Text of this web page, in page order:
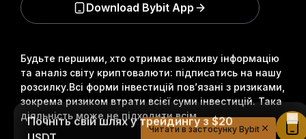
Будьте першими, хто отримає важливу інформацію
та аналіз світу криптовалюти: підписатись на нашу
розсилку.Всі форми інвестицій пов’язані з ризиками,
зокрема ризиком втрати всієї суми інвестицій. Така
діяльність може не підходити всім.
Download Bybit App
Почніть свій шлях у трейдингу з $20
USDT
ареєструйтесь, внесіть депозит й отримайте $20
Читати в застосунку Bybit